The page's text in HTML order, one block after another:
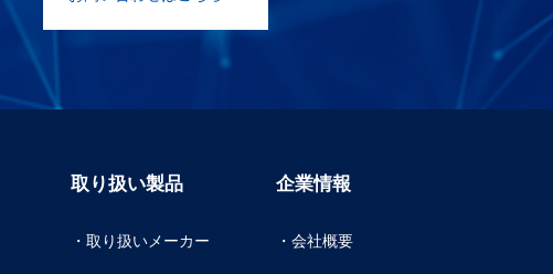
取り扱い製品
・取り扱いメーカー
企業情報
・会社概要